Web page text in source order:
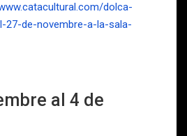
dolca-
27-de-novembre-a-la-sala-
al 4 de